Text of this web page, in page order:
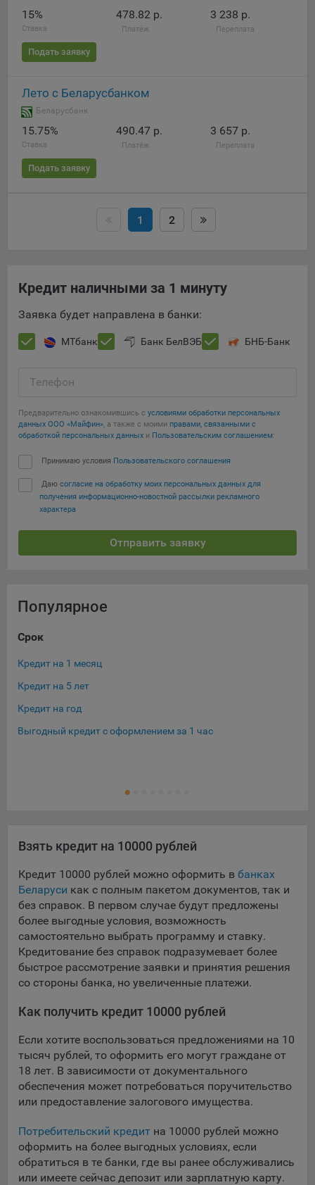
15%
Ставка
478.82 р.
Платёж
3 238 р.
Переплата
Подать заявку
Лето с Беларусбанком
Беларусбанк
15.75%
Ставка
490.47 р.
Платёж
3 657 р.
Переплата
Подать заявку
1 2
Кредит наличными за 1 минуту
Заявка будет направлена в банки:
МТбанк Банк БелВЭБ БНБ-Банк
Телефон
Предварительно ознакомившись с условиями обработки персональных
данных ООО «Майфин», а также с моими правами, связанными с
обработкой персональных данных и Пользовательским соглашением:
Принимаю условия Пользовательского соглашения
Даю согласие на обработку моих персональных данных для
получения информационно-новостной рассылки рекламного
характера
Отправить заявку
Популярное
Срок
Кредит на 1 месяц
Кредит на 5 лет
Кредит на год
Выгодный кредит с оформлением за 1 час
Взять кредит на 10000 рублей
Кредит 10000 рублей можно оформить в банках
Беларуси как с полным пакетом документов, так и
без справок. В первом случае будут предложены
более выгодные условия, возможность
самостоятельно выбрать программу и ставку.
Кредитование без справок подразумевает более
быстрое рассмотрение заявки и принятия решения
со стороны банка, но увеличенные платежи.
Как получить кредит 10000 рублей
Если хотите воспользоваться предложениями на 10
тысяч рублей, то оформить его могут граждане от
18 лет. В зависимости от документального
обеспечения может потребоваться поручительство
или предоставление залогового имущества.
Потребительский кредит на 10000 рублей можно
оформить на более выгодных условиях, если
обратиться в те банки, где вы ранее обслуживались
или имеете сейчас депозит или зарплатную карту.